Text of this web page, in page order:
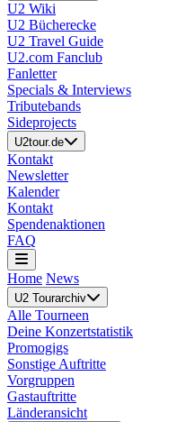
U2 Wiki
U2 Bücherecke
U2 Travel Guide
U2.com Fanclub
Fanletter
Specials & Interviews
Tributebands
Sideprojects
U2tour.de
Kontakt
Newsletter
Kalender
Kontakt
Spendenaktionen
FAQ
Home News
U2 Tourarchiv
Alle Tourneen
Deine Konzertstatistik
Promogigs
Sonstige Auftritte
Vorgruppen
Gastauftritte
Länderansicht